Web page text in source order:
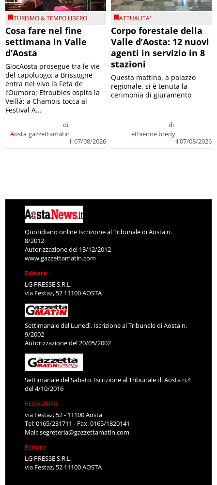
TURISMO & TEMPO LIBERO
Cosa fare nel fine
settimana in Valle
d’Aosta
Aosta
di
gazzettamatin
il 07/08/2026
GiocAosta prosegue tra le vie
del capoluogo; a Brissogne
entra nel vivo la Feta de
l’Oumbra; Etroubles ospita la
Veillà; a Chamois tocca al
Festival A...
ATTUALITA'
Corpo forestale della
Valle d’Aosta: 12 nuovi
agenti in servizio in 8
stazioni
di
ethienne bredy
il 07/08/2026
Questa mattina, a palazzo
regionale, si è tenuta la
cerimonia di giuramento
Quotidiano online Iscrizione al Tribunale di Aosta n.
8/2012
Autorizzazione del 13/12/2012
www.gazzettamatin.com
Editore
LG PRESSE S.R.L.
via Festaz, 52 11100 AOSTA
Settimanale del Lunedì. Iscrizione al Tribunale di Aosta n.
9/2002
Autorizzazione del 20/05/2002
Settimanale del Sabato. Iscrizione al Tribunale di Aosta n.4
del 4/10/2016
REDAZIONE
via Festaz, 52 - 11100 Aosta
Tel: 0165/231711 - Fax: 0165/1820141
Mail:segreteria@gazzettamatin.com
Editore
LG PRESSE S.R.L.
via Festaz, 52 11100 AOSTA